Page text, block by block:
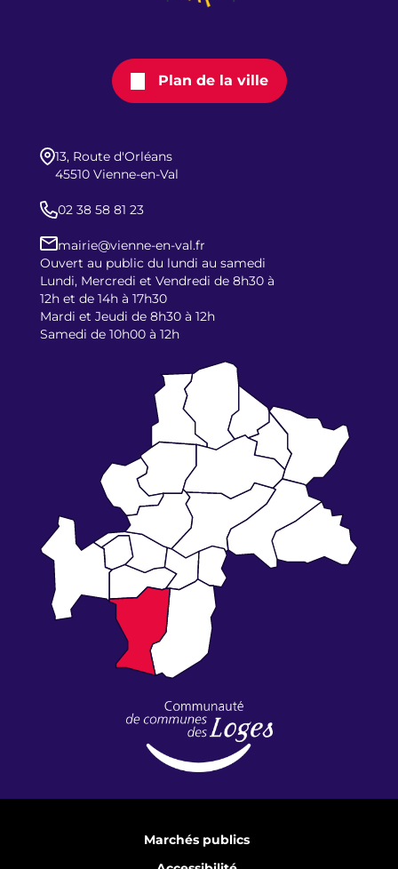
Plan de la ville
13, Route d'Orléans
45510 Vienne-en-Val
02 38 58 81 23
mairie@vienne-en-val.fr
Ouvert au public du lundi au samedi
Lundi, Mercredi et Vendredi de 8h30 à
12h et de 14h à 17h30
Mardi et Jeudi de 8h30 à 12h
Samedi de 10h00 à 12h
Marchés publics